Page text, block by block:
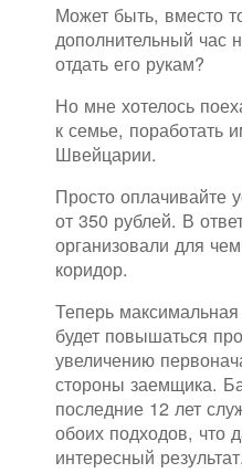
Может быть, вместо
дополнительный час
отдать его рукам?
Но мне хотелось
к семье, поработать
Швейцарии.
Просто оплачивайте
от 350 рублей. В
организовали для
коридор.
Теперь
будет повышаться
увеличению
стороны заемщика.
последние 12 лет
обоих подходов, что
интересный результат.